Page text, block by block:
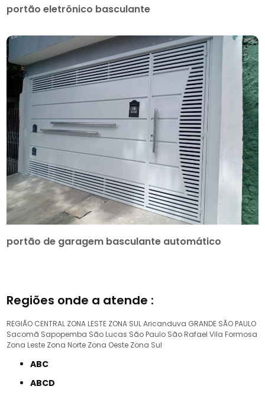
portão eletrônico basculante
portão de garagem basculante automático
Regiões onde a atende :
REGIÃO CENTRAL ZONA LESTE ZONA SULAricanduva GRANDE SÃO PAULO
Sacomã Sapopemba São Lucas São Paulo São Rafael Vila Formosa
Zona Leste Zona Norte Zona Oeste Zona Sul
ABC
ABCD